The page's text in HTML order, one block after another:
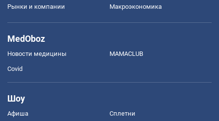
Рынки и компании Mакроэкономика
MedOboz
Новости медицины MAMACLUB
Covid
Шоу
Афиша Сплетни